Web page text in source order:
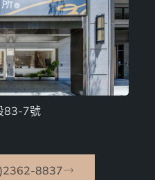
83-7號
8837